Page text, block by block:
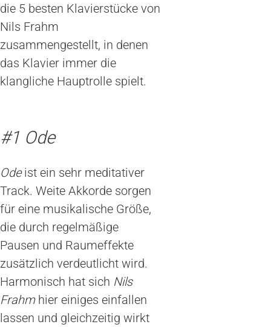
die 5 besten Klavierstücke von
Nils Frahm
zusammengestellt, in denen
das Klavier immer die
klangliche Hauptrolle spielt.
#1 Ode
Odeist ein sehr meditativer
Track. Weite Akkorde sorgen
für eine musikalische Größe,
die durch regelmäßige
Pausen und Raumeffekte
zusätzlich verdeutlicht wird.
Harmonisch hat sich Nils
Frahmhier einiges einfallen
lassen und gleichzeitig wirkt